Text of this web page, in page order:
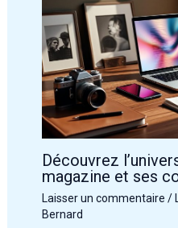
Découvrez
magazine et ses
Laisser un commentaire /
Bernard